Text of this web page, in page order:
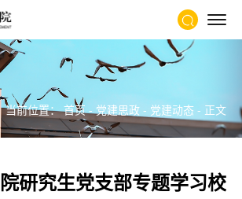
当前位置：首页- 党建思政 - 党建动态 - 正文
研究生党支部专题学习校